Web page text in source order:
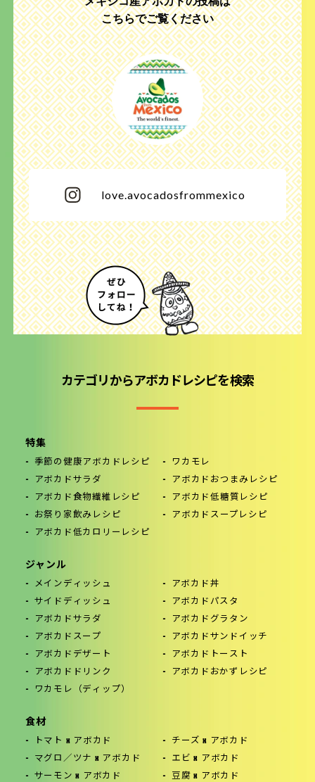
こちらでご覧ください
love.avocadosfrommexico
カテゴリからアボカドレシピを検索
特集
季節の健康アボカドレシピ ワカモレ
アボカドサラダ アボカドおつまみレシピ
アボカド食物繊維レシピ アボカド低糖質レシピ
お祭り家飲みレシピ アボカドスープレシピ
アボカド低カロリーレシピ
ジャンル
メインディッシュ
サイドディッシュ
アボカドサラダ
アボカドスープ
アボカドデザート
アボカドドリンク
ワカモレ（ディップ）
アボカド丼
アボカドパスタ
アボカドグラタン
アボカドサンドイッチ
アボカドトースト
アボカドおかずレシピ
食材
トマト x アボカド チーズ x アボカド
マグロ／ツナ x アボカド エビ x アボカド
サーモン x アボカド 豆腐 x アボカド